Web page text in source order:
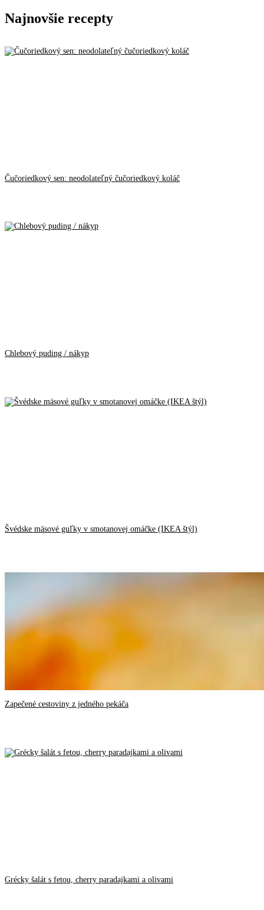
Najnovšie recepty
Čučoriedkový sen: neodolateľný čučoriedkový koláč
Chlebový puding / nákyp
Švédske mäsové guľky v smotanovej omáčke (IKEA štýl)
Zapečené cestoviny z jedného pekáča
Grécky šalát s fetou, cherry paradajkami a olivami